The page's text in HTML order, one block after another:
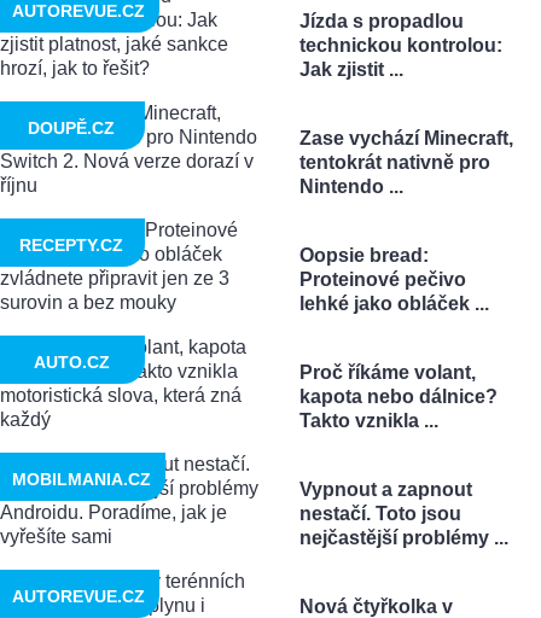
Jízda s propadlou
technickou kontrolou:
Jak zjistit ...
AUTOREVUE.CZ
Zase vychází Minecraft,
tentokrát nativně pro
Nintendo ...
DOUPĚ.CZ
Oopsie bread:
Proteinové pečivo
lehké jako obláček ...
RECEPTY.CZ
Proč říkáme volant,
kapota nebo dálnice?
Takto vznikla ...
AUTO.CZ
Vypnout a zapnout
nestačí. Toto jsou
nejčastější problémy ...
MOBILMANIA.CZ
Nová čtyřkolka v
AUTOREVUE.CZ